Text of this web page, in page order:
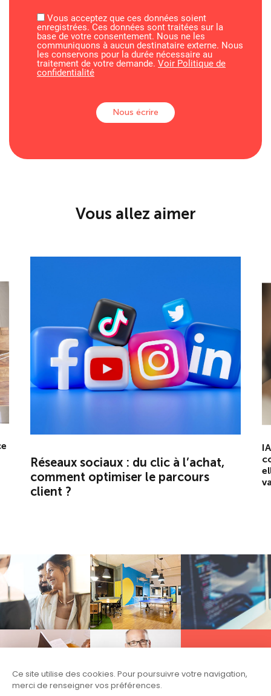
Vous acceptez que ces données soient
enregistrées. Ces données sont traitées sur la
base de votre consentement. Nous ne les
communiquons à aucun destinataire externe. Nous
les conservons pour la durée nécessaire au
traitement de votre demande. Voir Politique de
confidentialité
Vous allez aimer
Réseaux sociaux : du clic à l’achat,
comment optimiser le parcours
client ?
Ce site utilise des cookies. Pour poursuivre votre navigation,
merci de renseigner vos préférences.